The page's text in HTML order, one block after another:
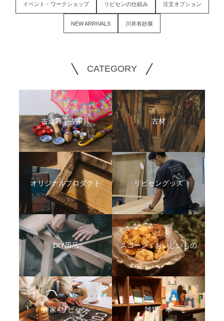
イベント・ワークショップ リビセンの仕組み 注文オプション
NEW ARRIVALS 川井有紗展
CATEGORY
古道具・古家具 古材
オリジナルプロダクト リビセングッズ
DIY用品 スコーン・おいしいもの
作家×リビセン 雑貨・本